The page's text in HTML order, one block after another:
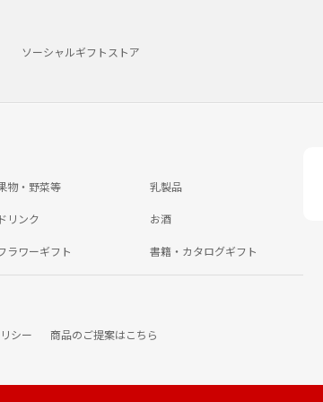
ソーシャルギフトストア
物・野菜等 乳製品
ドリンク お酒
ラワーギフト 書籍・カタログギフト
シー 商品のご提案はこちら